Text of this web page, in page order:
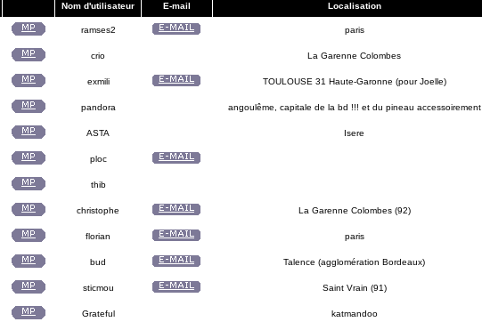
Nom d'utilisateur E-mail Localisation
ramses2 paris
crio La Garenne Colombes
exmili TOULOUSE 31 Haute-Garonne (pour Joelle)
pandora angoulême, capitale de la bd !!! et du pineau accessoirement
ASTA Isere
ploc
thib
christophe La Garenne Colombes (92)
florian paris
bud Talence (agglomération Bordeaux)
sticmou Saint Vrain (91)
Grateful katmandoo